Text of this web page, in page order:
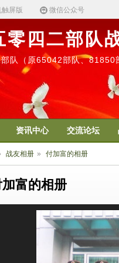
屏版 微信公众号
零四二部队
队（原65042部队、81850
资讯中心 交流论坛
战友相册 » 付加富的相册
富的相册